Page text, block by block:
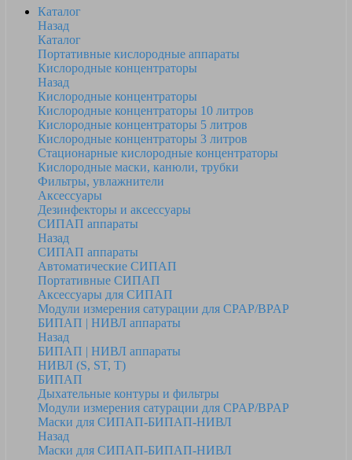
Каталог
Назад
Каталог
Портативные кислородные аппараты
Кислородные концентраторы
Назад
Кислородные концентраторы
Кислородные концентраторы 10 литров
Кислородные концентраторы 5 литров
Кислородные концентраторы 3 литров
Стационарные кислородные концентраторы
Кислородные маски, канюли, трубки
Фильтры, увлажнители
Аксессуары
Дезинфекторы и аксессуары
СИПАП аппараты
Назад
СИПАП аппараты
Автоматические СИПАП
Портативные СИПАП
Аксессуары для СИПАП
Модули измерения сатурации для CPAP/BPAP
БИПАП | НИВЛ аппараты
Назад
БИПАП | НИВЛ аппараты
НИВЛ (S, ST, T)
БИПАП
Дыхательные контуры и фильтры
Модули измерения сатурации для CPAP/BPAP
Маски для СИПАП-БИПАП-НИВЛ
Назад
Маски для СИПАП-БИПАП-НИВЛ